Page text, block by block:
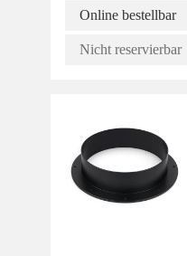
Online bestellbar
Nicht reservierbar